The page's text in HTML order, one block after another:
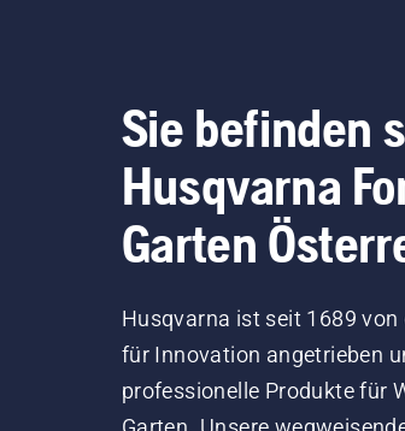
Sie befinden
Husqvarna
Garten
Husqvarna ist seit 1689
für Innovation angetrieben
professionelle Produkte für